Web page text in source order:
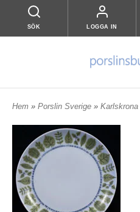
SÖK LOGGA IN
Hem » Porslin Sverige » Karlskrona